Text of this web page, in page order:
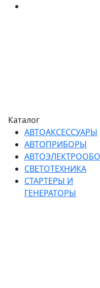
Каталог
АВТОАКСЕССУАРЫ
АВТОПРИБОРЫ
СВЕТОТЕХНИКА
СТАРТЕРЫ И
ГЕНЕРАТОРЫ